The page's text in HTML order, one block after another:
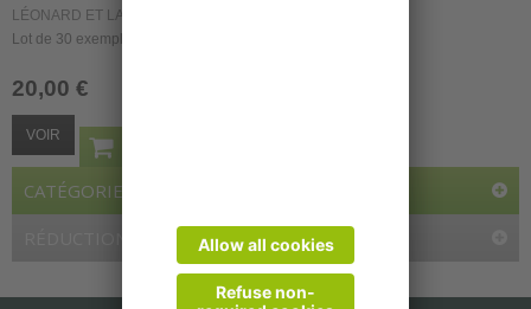
LÉONARD ET LA GRANDE GINA – LOT DE 30
Lot de 30 exemplaires du livret enfant : Léonard et la...
20,00 €
VOIR
CATÉGORIES